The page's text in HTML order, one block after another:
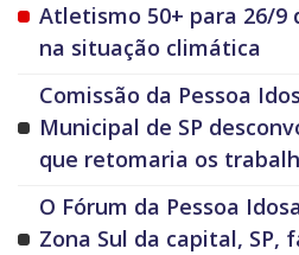
Atletismo 50+ para 26/9
na situação climática
Comissão da Pessoa
Municipal de SP
que retomaria os
O Fórum da Pessoa
Zona Sul da capital, SP,